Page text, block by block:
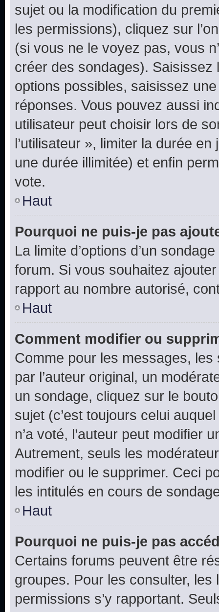
sujet ou la modification du
les permissions), cliquez sur
(si vous ne le voyez pas, vous
créer des sondages).
options possibles, saisissez
réponses. Vous pouvez aussi
utilisateur peut choisir lors de
l’utilisateur », limiter la durée
une durée illimitée) et enfin
vote.
Haut
Pourquoi ne puis-je pas
La limite d’options d’un
forum. Si vous souhaitez
rapport au nombre autorisé,
Haut
Comment modifier ou
Comme pour les messages,
par l’auteur original, un
un sondage, cliquez sur le
sujet (c’est toujours celui
n’a voté, l’auteur peut modifier
Autrement, seuls les
modifier ou le supprimer. Ceci
les intitulés en cours de
Haut
Pourquoi ne puis-je pas
Certains forums peuvent être
groupes. Pour les consulter,
permissions s’y rapportant.